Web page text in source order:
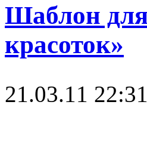
Шаблон
красоток»
21.03.11